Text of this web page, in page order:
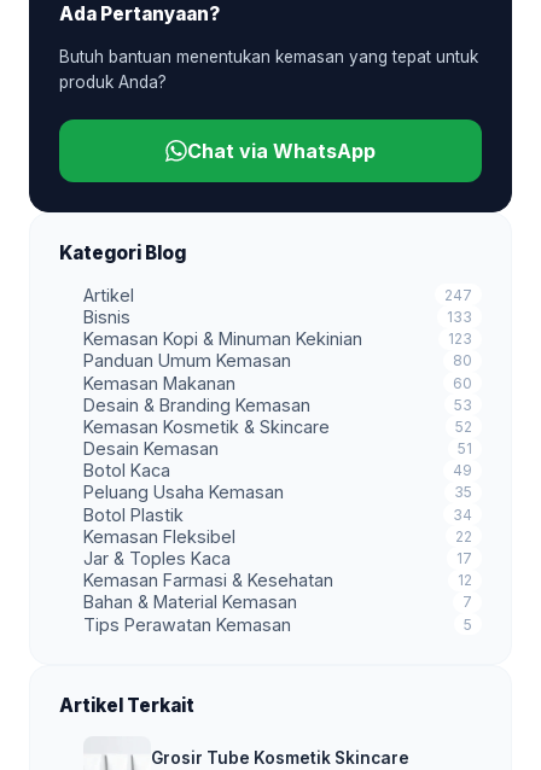
Ada Pertanyaan?
Butuh bantuan menentukan kemasan yang tepat untuk
produk Anda?
Chat via WhatsApp
Kategori Blog
Artikel 247
Bisnis 133
Kemasan Kopi & Minuman Kekinian 123
Panduan Umum Kemasan 80
Kemasan Makanan 60
Desain & Branding Kemasan 53
Kemasan Kosmetik & Skincare 52
Desain Kemasan 51
Botol Kaca 49
Peluang Usaha Kemasan 35
Botol Plastik 34
Kemasan Fleksibel 22
Jar & Toples Kaca 17
Kemasan Farmasi & Kesehatan 12
Bahan & Material Kemasan 7
Tips Perawatan Kemasan 5
Artikel Terkait
Grosir Tube Kosmetik Skincare